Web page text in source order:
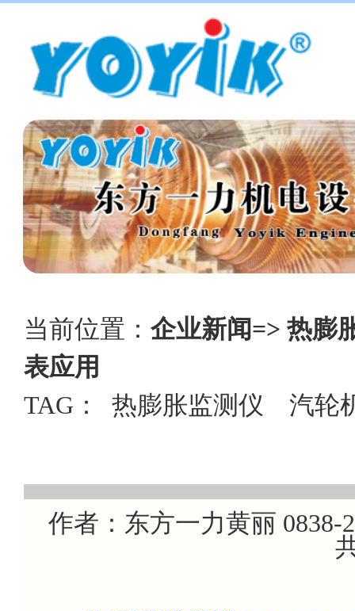
当前位置： 企业新闻=> 热膨
表应用
TAG： 热膨胀监测仪 汽轮
作者：东方一力黄丽